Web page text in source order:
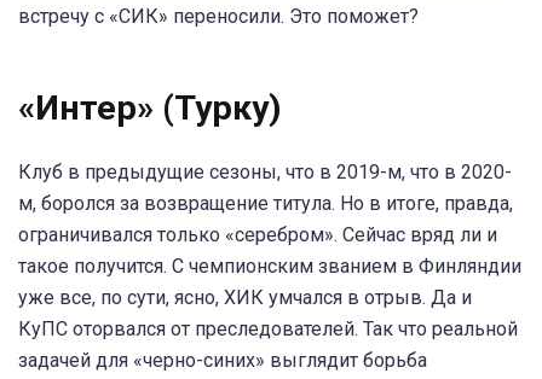
встречу с «СИК» переносили. Это поможет?
«Интер» (Турку)
Клуб в предыдущие сезоны, что в 2019-м, что в 2020-
м, боролся за возвращение титула. Но в итоге, правда,
ограничивался только «серебром». Сейчас вряд ли и
такое получится. С чемпионским званием в Финляндии
уже все, по сути, ясно, ХИК умчался в отрыв. Да и
КуПС оторвался от преследователей. Так что реальной
задачей для «черно-синих» выглядит борьба